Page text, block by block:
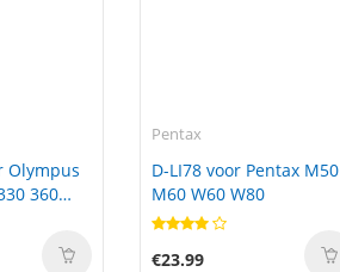
Olympus
360
Pentax
D-LI78 voor Pentax M50
M60 W60 W80
€23.99